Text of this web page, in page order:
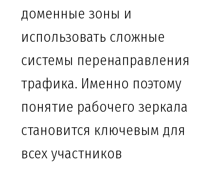
доменные зоны и
использовать сложные
системы перенаправления
трафика. Именно поэтому
понятие рабочего зеркала
становится ключевым для
всех участников